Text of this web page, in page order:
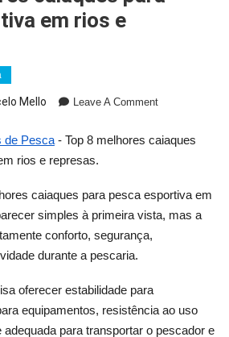
em rios e
Mello Leave A CommentOn
8
Para
Esportiva
de Pesca- Top 8 melhores caiaques
rios e represas.
caiaques para pesca esportiva em
simples à primeira vista, mas a
conforto, segurança,
durante a pescaria.
oferecer estabilidade para
equipamentos, resistência ao uso
para transportar o pescador e